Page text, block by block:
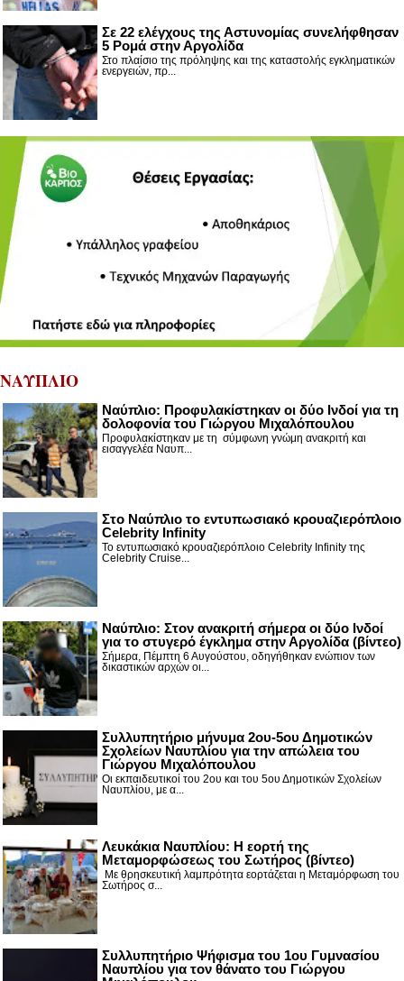
Σε 22 ελέγχους της Αστυνομίας συνελήφθησαν
5 Ρομά στην Αργολίδα
Στο πλαίσιο της πρόληψης και της καταστολής εγκληματικών
ενεργειών, πρ...
ΝΑΥΠΛΙΟ
Ναύπλιο: Προφυλακίστηκαν οι δύο Ινδοί για τη
δολοφονία του Γιώργου Μιχαλόπουλου
Προφυλακίστηκαν με τη σύμφωνη γνώμη ανακριτή και
εισαγγελέα Ναυπ...
Στο Ναύπλιο το εντυπωσιακό κρουαζιερόπλοιο
Celebrity Infinity
Το εντυπωσιακό κρουαζιερόπλοιο Celebrity Infinity της
Celebrity Cruise...
Nαύπλιο: Στον ανακριτή σήμερα οι δύο Ινδοί
για το στυγερό έγκλημα στην Αργολίδα (βίντεο)
Σήμερα, Πέμπτη 6 Αυγούστου, οδηγήθηκαν ενώπιον των
δικαστικών αρχών οι...
Συλλυπητήριο μήνυμα 2ου-5ου Δημοτικών
Σχολείων Ναυπλίου για την απώλεια του
Γιώργου Μιχαλόπουλου
Οι εκπαιδευτικοί του 2ου και του 5ου Δημοτικών Σχολείων
Ναυπλίου, με α...
Λευκάκια Ναυπλίου: Η εορτή της
Μεταμορφώσεως του Σωτήρος (βίντεο)
Με θρησκευτική λαμπρότητα εορτάζεται η Μεταμόρφωση του
Σωτήρος σ...
Συλλυπητήριο Ψήφισμα του 1ου Γυμνασίου
Ναυπλίου για τον θάνατο του Γιώργου